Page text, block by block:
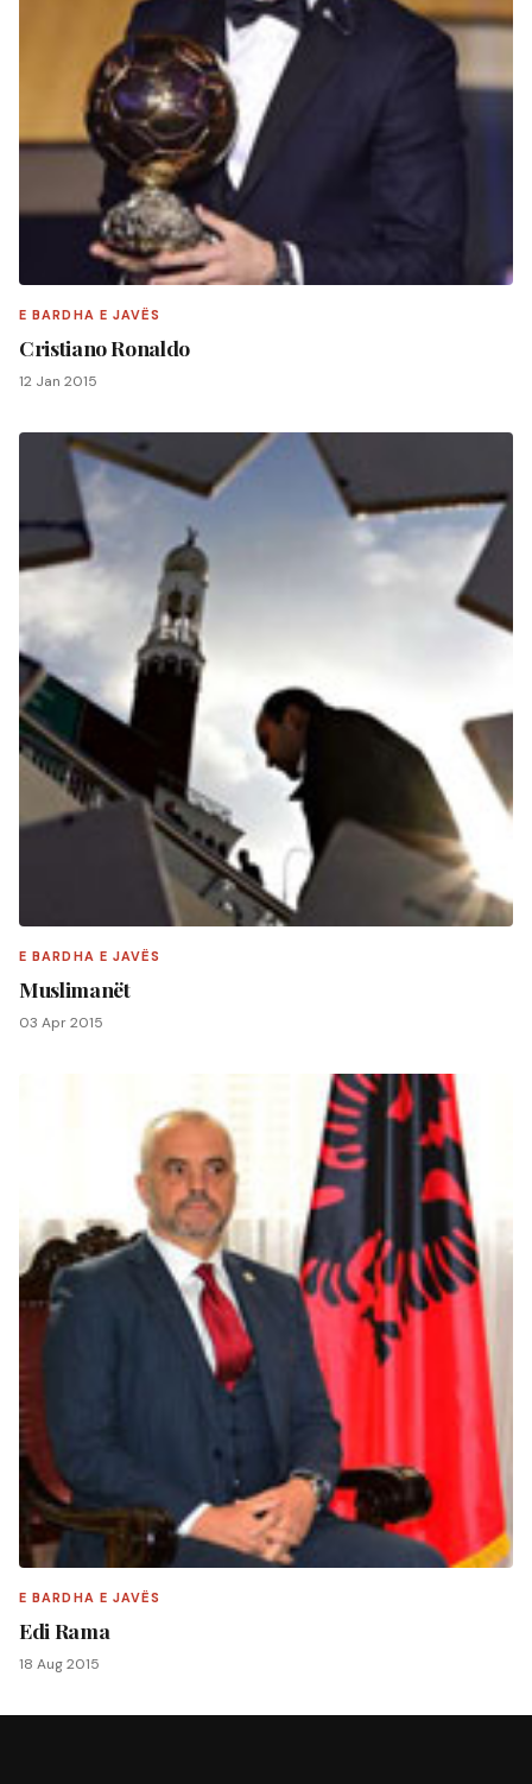
E BARDHA E JAVËS
Cristiano Ronaldo
12 Jan 2015
E BARDHA E JAVËS
Muslimanët
03 Apr 2015
E BARDHA E JAVËS
Edi Rama
18 Aug 2015